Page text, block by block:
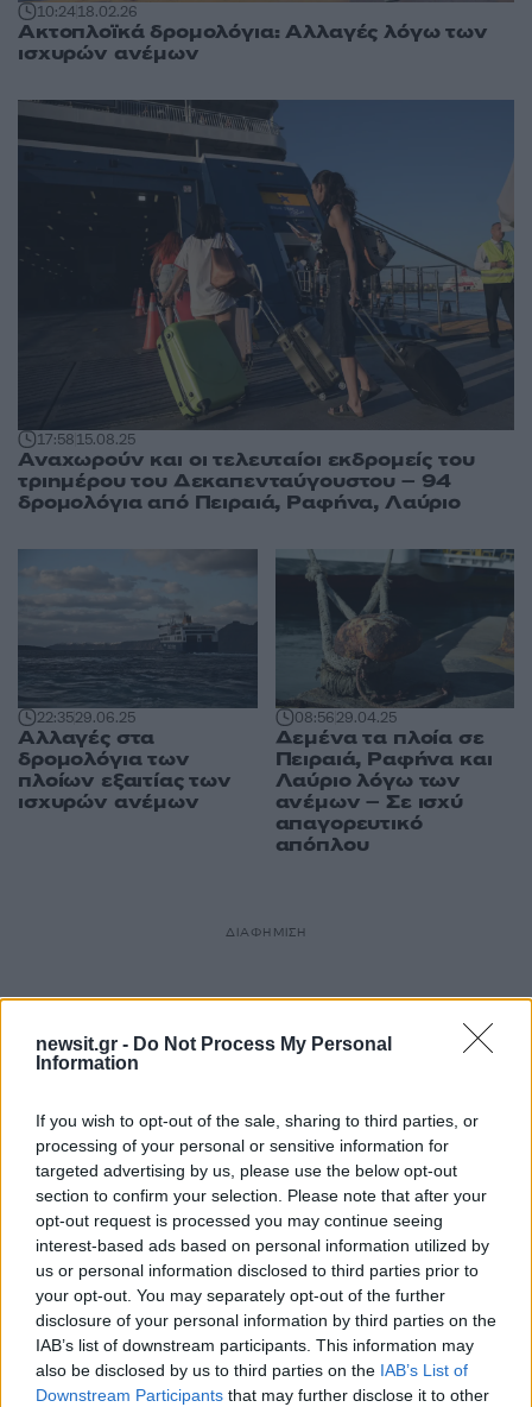
newsit.gr - Do Not Process My Personal
Information
If you wish to opt-out of the sale, sharing to third parties, or
processing of your personal or sensitive information for
targeted advertising by us, please use the below opt-out
section to confirm your selection. Please note that after your
opt-out request is processed you may continue seeing
interest-based ads based on personal information utilized by
us or personal information disclosed to third parties prior to
your opt-out. You may separately opt-out of the further
disclosure of your personal information by third parties on the
IAB’s list of downstream participants. This information may
also be disclosed by us to third parties on the IAB’s List of
Downstream Participants that may further disclose it to other
10:2418.02.26
Ακτοπλοϊκά δρομολόγια: Αλλαγές λόγω των
ισχυρών ανέμων
17:5815.08.25
Αναχωρούν και οι τελευταίοι εκδρομείς του
τριημέρου του Δεκαπενταύγουστου – 94
δρομολόγια από Πειραιά, Ραφήνα, Λαύριο
22:3529.06.25
Αλλαγές στα
δρομολόγια των
πλοίων εξαιτίας των
ισχυρών ανέμων
08:5629.04.25
Δεμένα τα πλοία σε
Πειραιά, Ραφήνα και
Λαύριο λόγω των
ανέμων – Σε ισχύ
απαγορευτικό
απόπλου
ΔΙΑΦΗΜΙΣΗ